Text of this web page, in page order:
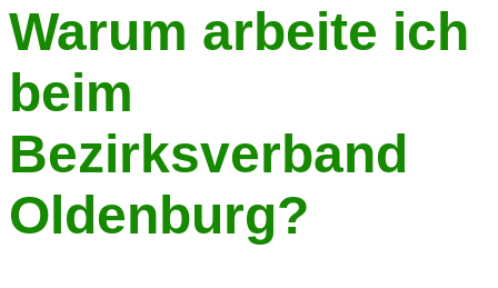
Warum arbeite ich
beim
Bezirksverband
Oldenburg?